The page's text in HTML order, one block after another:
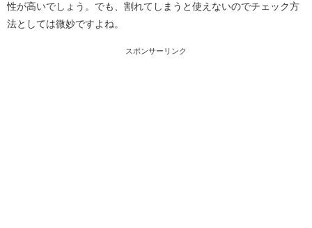
性が高いでしょう。でも、割れてしまうと使えないのでチェック方
法としては微妙ですよね。
スポンサーリンク